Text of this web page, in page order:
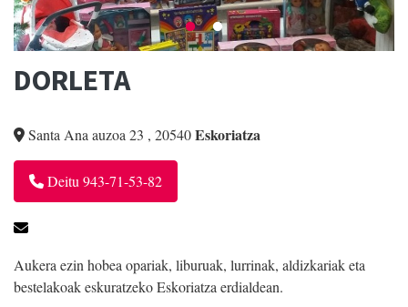
DORLETA
Santa Ana auzoa 23 , 20540Eskoriatza
Deitu 943-71-53-82
Aukera ezin hobea opariak, liburuak, lurrinak, aldizkariak eta
bestelakoak eskuratzeko Eskoriatza erdialdean.